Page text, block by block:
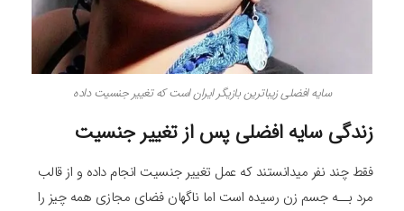
سایه افضلی زیباترین بازیگر ایران است که تغییر جنسیت داده
زندگی سایه افضلی پس از تغییر جنسیت
فقط چند نفر میدانستند که عمل تغییر جنسیت انجام داده و از قالب
مرد بــه جسم زن رسیده است اما ناگهان فضای مجازی همه چیز را